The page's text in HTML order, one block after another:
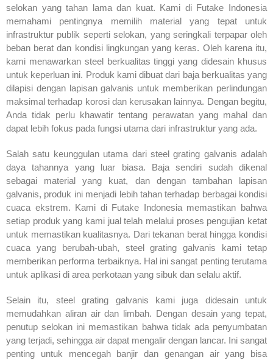
selokan yang tahan lama dan kuat. Kami di Futake Indonesia
memahami pentingnya memilih material yang tepat untuk
infrastruktur publik seperti selokan, yang seringkali terpapar oleh
beban berat dan kondisi lingkungan yang keras. Oleh karena itu,
kami menawarkan steel berkualitas tinggi yang didesain khusus
untuk keperluan ini. Produk kami dibuat dari baja berkualitas yang
dilapisi dengan lapisan galvanis untuk memberikan perlindungan
maksimal terhadap korosi dan kerusakan lainnya. Dengan begitu,
Anda tidak perlu khawatir tentang perawatan yang mahal dan
dapat lebih fokus pada fungsi utama dari infrastruktur yang ada.
Salah satu keunggulan utama dari steel grating galvanis adalah
daya tahannya yang luar biasa. Baja sendiri sudah dikenal
sebagai material yang kuat, dan dengan tambahan lapisan
galvanis, produk ini menjadi lebih tahan terhadap berbagai kondisi
cuaca ekstrem. Kami di Futake Indonesia memastikan bahwa
setiap produk yang kami jual telah melalui proses pengujian ketat
untuk memastikan kualitasnya. Dari tekanan berat hingga kondisi
cuaca yang berubah-ubah, steel grating galvanis kami tetap
memberikan performa terbaiknya. Hal ini sangat penting terutama
untuk aplikasi di area perkotaan yang sibuk dan selalu aktif.
Selain itu, steel grating galvanis kami juga didesain untuk
memudahkan aliran air dan limbah. Dengan desain yang tepat,
penutup selokan ini memastikan bahwa tidak ada penyumbatan
yang terjadi, sehingga air dapat mengalir dengan lancar. Ini sangat
penting untuk mencegah banjir dan genangan air yang bisa